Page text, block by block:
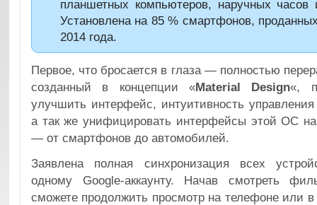
планшетных компьютеров, наручных часов
Установлена на 85 % смартфонов,
2014 года.
Первое, что бросается в глаза — полностью
созданный в концепции «Material Design«,
улучшить интерфейс, интуитивность
а так же унифицировать интерфейсы этой ОС на
— от смартфонов до автомобилей.
Заявлена полная синхронизация всех
одному Google-аккаунту. Начав смотреть
сможете продолжить просмотр на телефоне или